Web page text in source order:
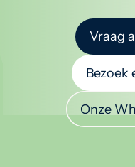
Vraag
Bezoek
Onze